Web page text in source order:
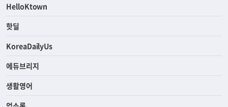
HelloKtown
핫딜
KoreaDailyUs
에듀브리지
생활영어